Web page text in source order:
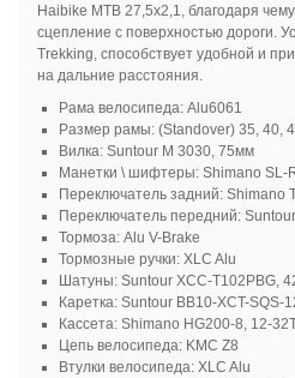
Haibike MTB 27,5x2,1, благодаря
сцепление с поверхностью дороги.
Trekking, способствует удобной и
на дальние расстояния.
Рама велосипеда: Alu6061
Размер рамы: (Standover) 35, 40,
Вилка: Suntour M 3030, 75мм
Манетки \ шифтеры: Shimano SL-
Переключатель задний: Shimano
Переключатель передний:
Тормоза: Alu V-Brake
Тормозные ручки: XLC Alu
Шатуны: Suntour XCC-T102PBG,
Каретка: Suntour BB10-XCT-SQS-
Кассета: Shimano HG200-8, 12-
Цепь велосипеда: KMC Z8
Втулки велосипеда: XLC Alu